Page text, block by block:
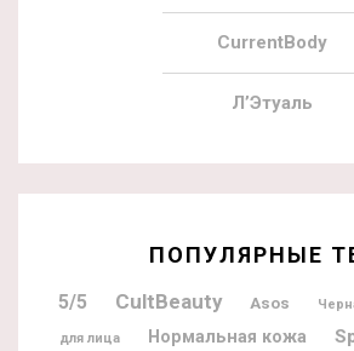
CurrentBody
Л’Этуаль
ПОПУЛЯРНЫЕ
5/5 CultBeauty Asos
для лица Нормальная кожа